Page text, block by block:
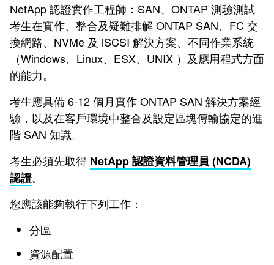
NetApp 認證實作工程師：SAN、ONTAP 測驗測試
考生在實作、整合及疑難排解 ONTAP SAN、FC 交
換網路、NVMe 及 iSCSI 解決方案、不同作業系統
（Windows、Linux、ESX、UNIX ）及應用程式方面
的能力。
考生應具備 6-12 個月實作 ONTAP SAN 解決方案經
驗，以及在客戶環境中整合及設定區塊傳輸協定的進
階 SAN 知識。
考生必須先取得 NetApp 認證資料管理員 (NCDA)
認證。
您應該能夠執行下列工作：
分區
資源配置